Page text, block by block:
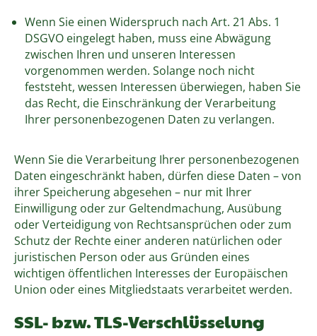
Wenn Sie einen Widerspruch nach Art. 21 Abs. 1
DSGVO eingelegt haben, muss eine Abwägung
zwischen Ihren und unseren Interessen
vorgenommen werden. Solange noch nicht
feststeht, wessen Interessen überwiegen, haben Sie
das Recht, die Einschränkung der Verarbeitung
Ihrer personenbezogenen Daten zu verlangen.
Wenn Sie die Verarbeitung Ihrer personenbezogenen
Daten eingeschränkt haben, dürfen diese Daten – von
ihrer Speicherung abgesehen – nur mit Ihrer
Einwilligung oder zur Geltendmachung, Ausübung
oder Verteidigung von Rechtsansprüchen oder zum
Schutz der Rechte einer anderen natürlichen oder
juristischen Person oder aus Gründen eines
wichtigen öffentlichen Interesses der Europäischen
Union oder eines Mitgliedstaats verarbeitet werden.
SSL- bzw. TLS-Verschlüsselung